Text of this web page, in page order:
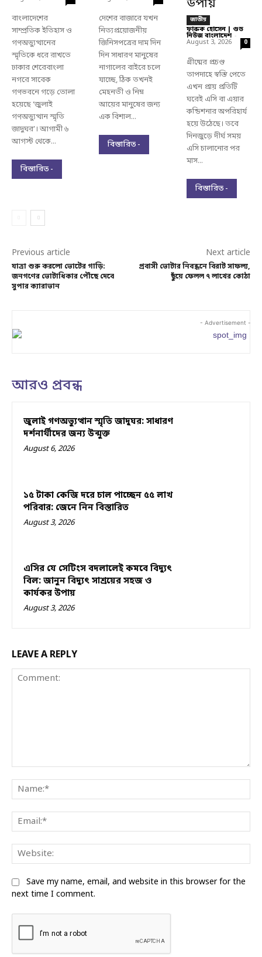
বাংলাদেশের
সাম্প্রতিক ইতিহাস ও
গণঅভ্যুত্থানের
স্মৃতিকে ধরে রাখতে
ঢাকার শেরেবাংলা
নগরে সাবেক
গণভবনে গড়ে তোলা
হয়েছে ‘জুলাই
গণঅভ্যুত্থান স্মৃতি
জাদুঘর’। আগামী ৬
আগস্ট থেকে...
বিস্তারিত -
দেশের বাজারে যখন
নিত্যপ্রয়োজনীয়
জিনিসপত্রের দাম দিন
দিন সাধারণ মানুষের
নাগালের বাইরে চলে
যাচ্ছে, ঠিক তখনই
মেহনতী ও নিম্ন
আয়ের মানুষের জন্য
এক বিশাল...
বিস্তারিত -
উপায়
জাতীয়
ফারুক হোসেন | গুড
নিউজ বাংলাদেশ -
August 3, 2026 0
গ্রীষ্মের প্রচণ্ড
তাপদাহে স্বস্তি পেতে
এখন প্রায় প্রতিটি
ঘরেই এসি বা এয়ার
কন্ডিশনার অপরিহার্য
হয়ে উঠেছে। তবে
দিনজুড়ে দীর্ঘ সময়
এসি চালানোর পর
মাস...
বিস্তারিত -
Previous article
যাত্রা শুরু করলো ভোটের গাড়ি:
জনগণের ভোটাধিকার পৌঁছে দেবে
সুপার ক্যারাভান
Next article
প্রবাসী ভোটার নিবন্ধনে বিরাট সাফল্য,
ছুঁয়ে ফেলল ৭ লাখের কোঠা
- Advertisement -
আরও প্রবন্ধ
জুলাই গণঅভ্যুত্থান স্মৃতি জাদুঘর: সাধারণ
দর্শনার্থীদের জন্য উন্মুক্ত
August 6, 2026
১৫ টাকা কেজি দরে চাল পাচ্ছেন ৫৫ লাখ
পরিবার: জেনে নিন বিস্তারিত
August 3, 2026
এসির যে সেটিংস বদলালেই কমবে বিদ্যুৎ
বিল: জানুন বিদ্যুৎ সাশ্রয়ের সহজ ও
কার্যকর উপায়
August 3, 2026
LEAVE A REPLY
Save my name, email, and website in this browser for the
next time I comment.